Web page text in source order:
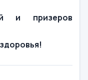
и призеров